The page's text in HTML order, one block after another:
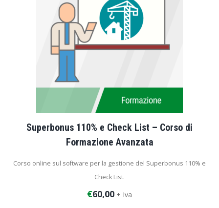
Superbonus 110% e Check List – Corso di
Formazione Avanzata
Corso online sul software per la gestione del Superbonus 110% e
Check List.
Durata corso: 1 ora
€60,00 + Iva